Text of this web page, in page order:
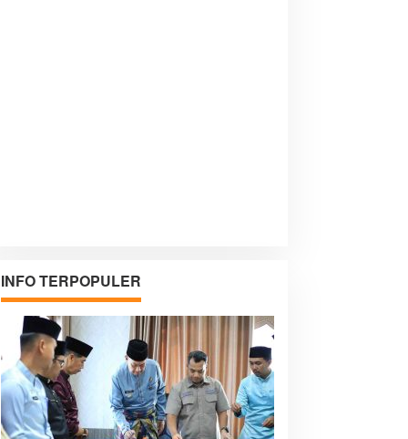
INFO TERPOPULER